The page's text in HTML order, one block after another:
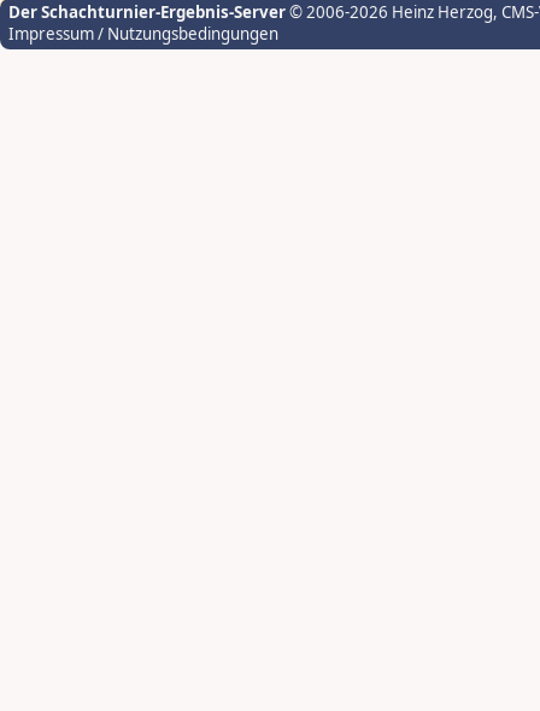
Der Schachturnier-Ergebnis-Server© 2006-2026 Heinz Herzog,
Impressum / Nutzungsbedingungen